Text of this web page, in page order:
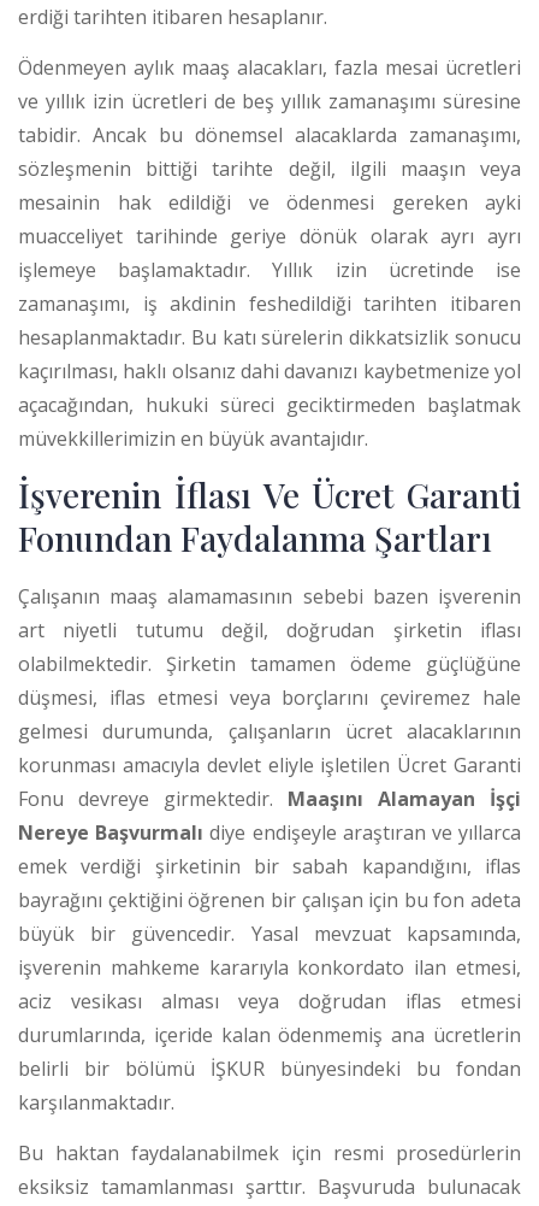
erdiği tarihten itibaren hesaplanır.
Ödenmeyen aylık maaş alacakları, fazla mesai ücretleri
ve yıllık izin ücretleri de beş yıllık zamanaşımı süresine
tabidir. Ancak bu dönemsel alacaklarda zamanaşımı,
sözleşmenin bittiği tarihte değil, ilgili maaşın veya
mesainin hak edildiği ve ödenmesi gereken ayki
muacceliyet tarihinde geriye dönük olarak ayrı ayrı
işlemeye başlamaktadır. Yıllık izin ücretinde ise
zamanaşımı, iş akdinin feshedildiği tarihten itibaren
hesaplanmaktadır. Bu katı sürelerin dikkatsizlik sonucu
kaçırılması, haklı olsanız dahi davanızı kaybetmenize yol
açacağından, hukuki süreci geciktirmeden başlatmak
müvekkillerimizin en büyük avantajıdır.
İşverenin İflası Ve Ücret Garanti
Fonundan Faydalanma Şartları
Çalışanın maaş alamamasının sebebi bazen işverenin
art niyetli tutumu değil, doğrudan şirketin iflası
olabilmektedir. Şirketin tamamen ödeme güçlüğüne
düşmesi, iflas etmesi veya borçlarını çeviremez hale
gelmesi durumunda, çalışanların ücret alacaklarının
korunması amacıyla devlet eliyle işletilen Ücret Garanti
Fonu devreye girmektedir.
Maaşını Alamayan İşçi
Nereye Başvurmalı diye endişeyle araştıran ve yıllarca
emek verdiği şirketinin bir sabah kapandığını, iflas
bayrağını çektiğini öğrenen bir çalışan için bu fon adeta
büyük bir güvencedir. Yasal mevzuat kapsamında,
işverenin mahkeme kararıyla konkordato ilan etmesi,
aciz vesikası alması veya doğrudan iflas etmesi
durumlarında, içeride kalan ödenmemiş ana ücretlerin
belirli bir bölümü İŞKUR bünyesindeki bu fondan
karşılanmaktadır.
Bu haktan faydalanabilmek için resmi prosedürlerin
eksiksiz tamamlanması şarttır. Başvuruda bulunacak